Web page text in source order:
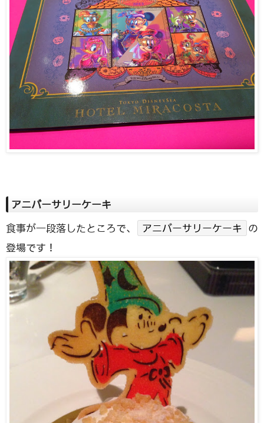
アニバーサリーケーキ
食事が一段落したところで、
アニバーサリーケーキ の
登場です！